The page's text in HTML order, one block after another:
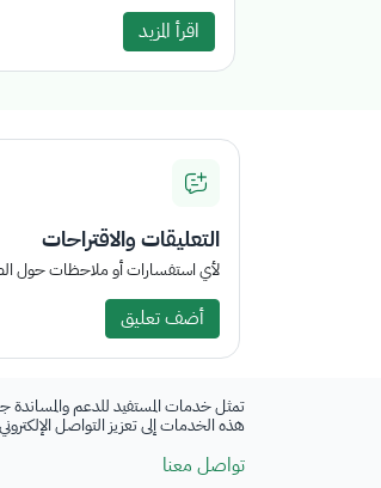
اقرأ المزيد
التعليقات والاقتراحات
لأي استفسارات أو ملاحظات حول
أضف تعليق
تمثل خدمات المستفيد للدعم والمساندة
هذه الخدمات إلى تعزيز التواصل
تواصل معنا